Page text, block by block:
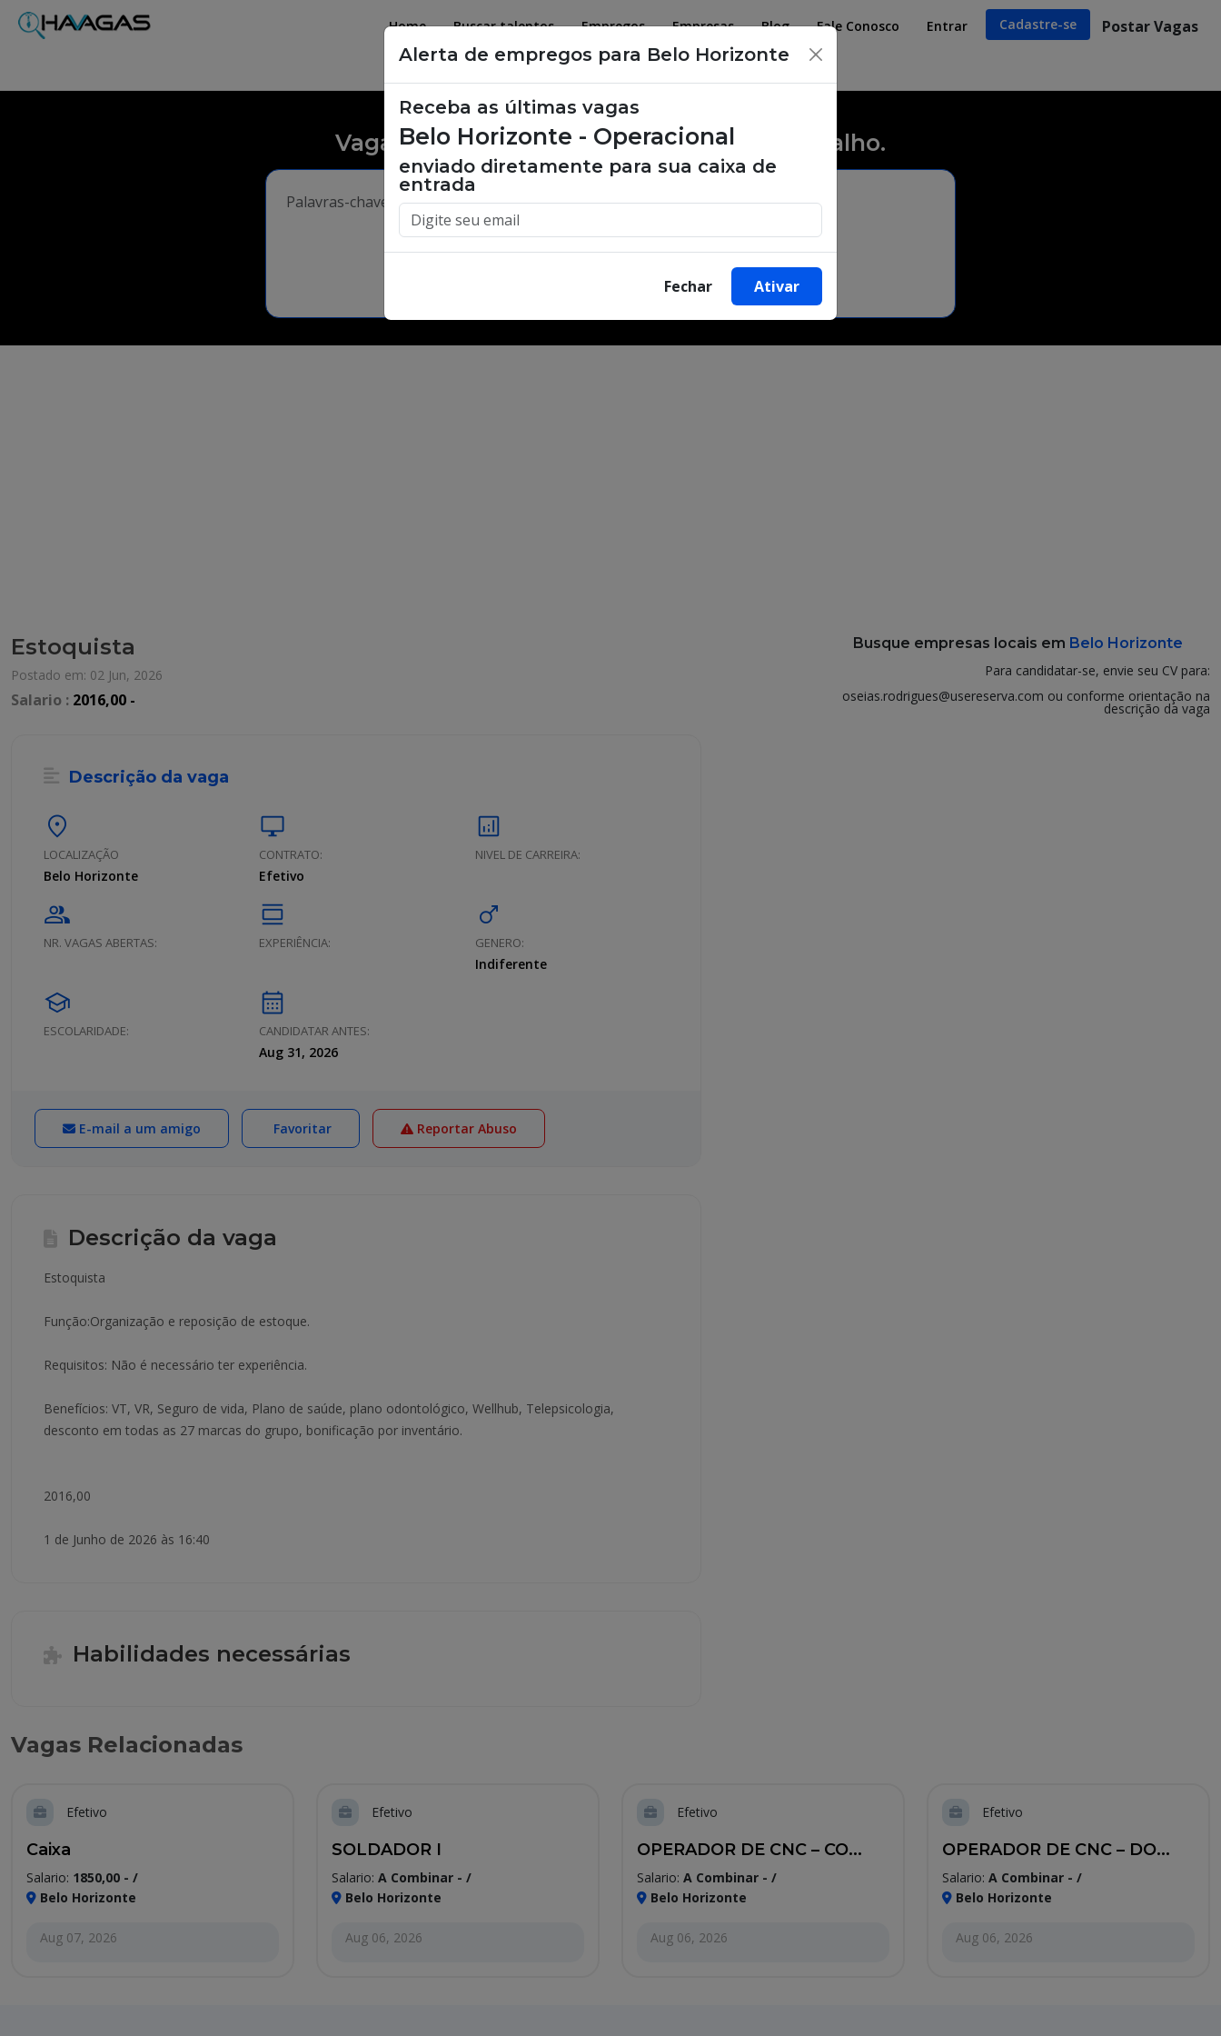
Home Buscar talentos Empregos Empresas Blog Fale Conosco Entrar Cadastre-se Postar Vagas
Vagas de emprego, oportunidades de trabalho.
Estoquista
Postado em: 02 Jun, 2026
Salario : 2016,00 -
Busque empresas locais em Belo Horizonte
Para candidatar-se, envie seu CV para:
oseias.rodrigues@usereserva.com ou conforme orientação na
descrição da vaga
Descrição da vaga
location_on
LOCALIZAÇÃO
Belo Horizonte
desktop_windows
CONTRATO:
Efetivo
analytics
NIVEL DE CARREIRA:
group
NR. VAGAS ABERTAS:
calendar_view_day
EXPERIÊNCIA:
male
GENERO:
Indiferente
school
ESCOLARIDADE:
calendar_month
CANDIDATAR ANTES:
Aug 31, 2026
E-mail a um amigo Favoritar Reportar Abuso
Descrição da vaga
Estoquista
Função:Organização e reposição de estoque.
Requisitos: Não é necessário ter experiência.
Benefícios: VT, VR, Seguro de vida, Plano de saúde, plano odontológico, Wellhub, Telepsicologia,
desconto em todas as 27 marcas do grupo, bonificação por inventário.
2016,00
1 de Junho de 2026 às 16:40
Habilidades necessárias
Alerta de empregos para Belo Horizonte ×
Receba as últimas vagas
Belo Horizonte - Operacional
enviado diretamente para sua caixa de
entrada
Fechar Ativar
Vagas Relacionadas
Efetivo
Caixa
Salario: 1850,00 - /
Belo Horizonte
Aug 07, 2026
Efetivo
SOLDADOR I
Salario: A Combinar - /
Belo Horizonte
Aug 06, 2026
Efetivo
OPERADOR DE CNC – CO...
Salario: A Combinar - /
Belo Horizonte
Aug 06, 2026
Efetivo
OPERADOR DE CNC – DO...
Salario: A Combinar - /
Belo Horizonte
Aug 06, 2026